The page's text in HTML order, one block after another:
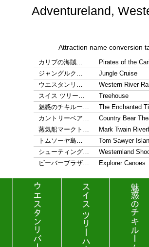
Adventureland,
Attraction name conversion
カリブの海賊…
Pirates of the
ジャングルク…
Jungle Cruise
ウエスタンリ…
Western River
スイス ツリー…
Treehouse
魅惑のチキルー…
The Enchanted
カントリーベア…
Country Bear
蒸気船マークト…
Mark Twain
トムソーヤ島…
Tom Sawyer
シューティング…
Westernland
ビーバーブラザ…
Explorer Canoes